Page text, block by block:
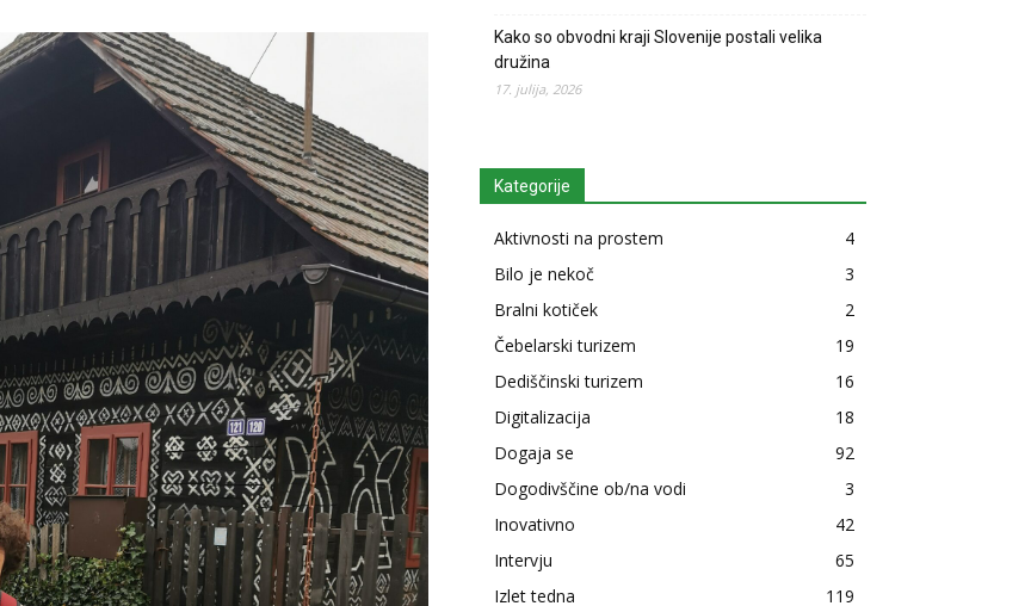
Kako so obvodni kraji Slovenije postali velika
družina
17. julija, 2026
Kategorije
Aktivnosti na prostem
4
Bilo je nekoč
3
Bralni kotiček
2
Čebelarski turizem
19
Dediščinski turizem
16
Digitalizacija
18
Dogaja se
92
Dogodivščine ob/na vodi
3
Inovativno
42
Intervju
65
Izlet tedna
119